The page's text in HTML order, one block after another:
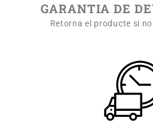
GARANTIA DE
Retorna el producte si